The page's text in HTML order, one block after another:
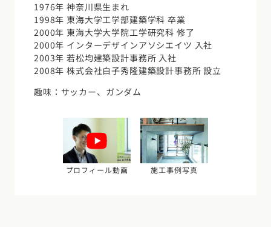
コストパフォーマンス
アフターサポート
建築家
新潟県富山県石川県福井県山梨県長野県
東海エリア
愛知県岐阜県静岡県三重県
兵庫県京都府 滋賀県奈良県和歌山県
中国エリア
狭小住宅
二世帯住宅
フォトギャラリー
オーナー様の声(評価・口コミ)
設計した建築家の想い
R+houseの間取り
家づくりのお勉強
デザイン
ルームツアー
家づくりコラム一覧
注文住宅の基礎知識
設備・性能
間取りのヒント
エリア別注文住宅
北海道・東北エリア
北海道青森県岩手県宮城県秋田県山形県 福島県
関東エリア
神奈川県埼玉県千葉県茨城県栃木県群馬県
甲信越・北陸エリア
富山県石川県福井県 山梨県長野県
チェックポイントがわかる！
家づくり３つのお役立ちツール
1976年 神奈川県生まれ
1998年 東海大学工学部建築学科 卒業
2000年 東海大学大学院工学研究科 修了
2000年 インターデザインアソシエイツ 入社
2003年 若松均建築設計事務所 入社
2008年 株式会社白子秀隆建築設計事務所 設立
趣味：サッカー、ガンダム
プロフィール動画 施工事例写真